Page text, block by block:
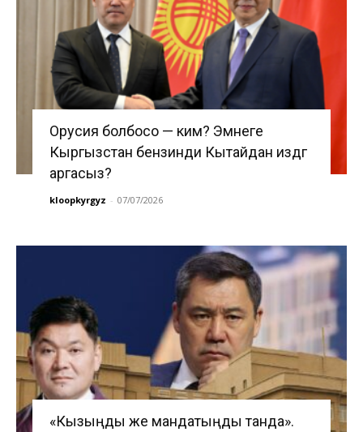
Орусия болбосо — ким? Эмнеге
Кыргызстан бензинди Кытайдан издөөгө
аргасыз?
kloopkyrgyz - 07/07/2026
«Кызыңды же мандатыңды танда».